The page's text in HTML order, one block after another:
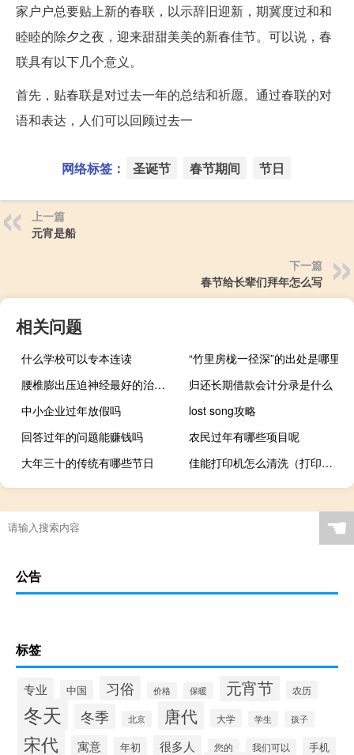
家户户总要贴上新的春联，以示辞旧迎新，期冀度过和和
睦睦的除夕之夜，迎来甜甜美美的新春佳节。可以说，春
联具有以下几个意义。
首先，贴春联是对过去一年的总结和祈愿。通过春联的对
语和表达，人们可以回顾过去一
网络标签： 圣诞节 春节期间 节日
上一篇
元宵是船
下一篇
春节给长辈们拜年怎么写
相关问题
什么学校可以专本连读
“竹里房栊一径深”的出处是哪里
腰椎膨出压迫神经最好的治疗方法（腰椎压迫神经怎么治疗）
归还长期借款会计分录是什么
中小企业过年放假吗
lost song攻略
回答过年的问题能赚钱吗
农民过年有哪些项目呢
大年三十的传统有哪些节日
佳能打印机怎么清洗（打印机怎么清洗）
☚
公告
标签
专业 中国 习俗 价格 保暖 元宵节 农历
冬天 冬季 北京 唐代 大学 学生 孩子
宋代 寓意 年初 很多人 您的 我们可以
手机